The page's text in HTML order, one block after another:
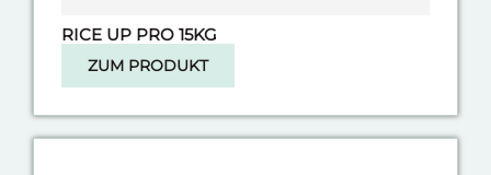
RICE UP PRO 15KG
ZUM PRODUKT